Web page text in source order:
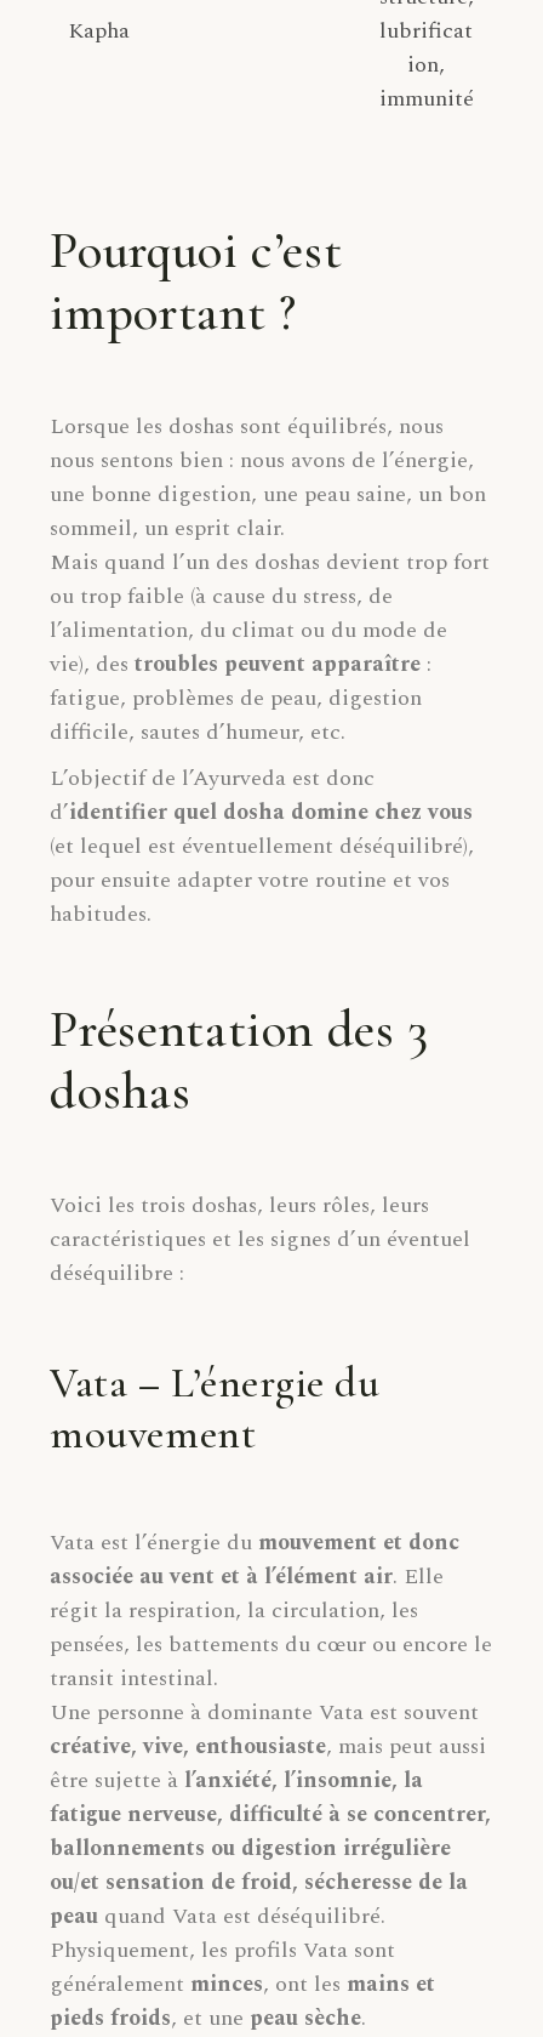
Kapha
lubrificat
ion,
immunité
Pourquoi c’est
important ?
Lorsque les doshas sont équilibrés, nous
nous sentons bien : nous avons de l’énergie,
une bonne digestion, une peau saine, un bon
sommeil, un esprit clair.
Mais quand l’un des doshas devient trop fort
ou trop faible (à cause du stress, de
l’alimentation, du climat ou du mode de
vie), destroubles peuvent apparaître :
fatigue, problèmes de peau, digestion
difficile, sautes d’humeur, etc.
L’objectif de l’Ayurveda est donc
d’identifier quel dosha domine chez vous
(et lequel est éventuellement déséquilibré),
pour ensuite adapter votre routine et vos
habitudes.
Présentation des 3
doshas
Voici les trois doshas, leurs rôles, leurs
caractéristiques et les signes d’un éventuel
déséquilibre :
Vata – L’énergie du
mouvement
Vata est l’énergie du mouvement et donc
associée au vent et à l’élément air. Elle
régit la respiration, la circulation, les
pensées, les battements du cœur ou encore le
transit intestinal.
Une personne à dominante Vata est souvent
créative, vive, enthousiaste, mais peut aussi
être sujette à l’anxiété, l’insomnie, la
fatigue nerveuse, difficulté à se concentrer,
ballonnements ou digestion irrégulière
ou/et sensation de froid, sécheresse de la
peau quand Vata est déséquilibré.
Physiquement, les profils Vata sont
généralement minces, ont les mains et
pieds froids, et une peau sèche.